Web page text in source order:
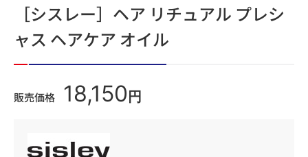
［シスレー］ヘア リチュアル プレシ
ャス ヘアケア オイル
販売価格 18,150 円